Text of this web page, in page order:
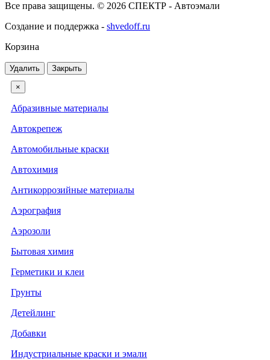
Все права защищены. © 2026 СПЕКТР - Автоэмали
Создание и поддержка - shvedoff.ru
Корзина
Удалить Закрыть
×
Абразивные материалы
Автокрепеж
Автомобильные краски
Автохимия
Антикоррозийные материалы
Аэрография
Аэрозоли
Бытовая химия
Герметики и клеи
Грунты
Детейлинг
Добавки
Индустриальные краски и эмали